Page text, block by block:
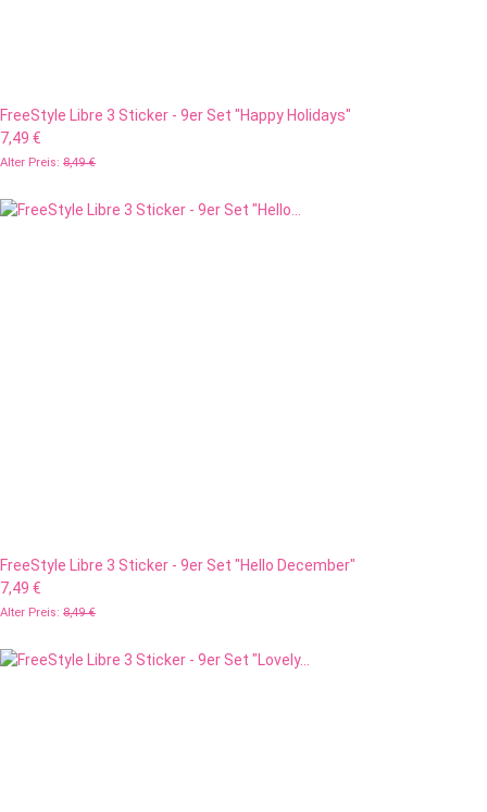
FreeStyle Libre 3 Sticker - 9er Set "Happy Holidays"
7,49 €
Alter Preis: 8,49 €
FreeStyle Libre 3 Sticker - 9er Set "Hello December"
7,49 €
Alter Preis: 8,49 €